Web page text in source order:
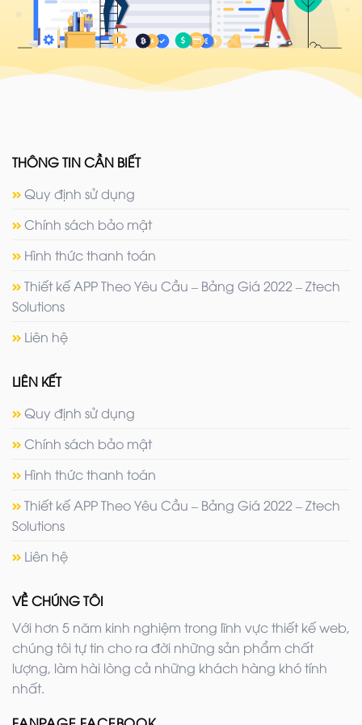
THÔNG TIN CẦN BIẾT
Quy định sử dụng
Chính sách bảo mật
Hình thức thanh toán
Thiết kế APP Theo Yêu Cầu – Bảng Giá 2022 – Ztech
Solutions
Liên hệ
LIÊN KẾT
Quy định sử dụng
Chính sách bảo mật
Hình thức thanh toán
Thiết kế APP Theo Yêu Cầu – Bảng Giá 2022 – Ztech
Solutions
Liên hệ
VỀ CHÚNG TÔI
Với hơn 5 năm kinh nghiệm trong lĩnh vực thiết kế web,
chúng tôi tự tin cho ra đời những sản phẩm chất
lượng, làm hài lòng cả những khách hàng khó tính
nhất.